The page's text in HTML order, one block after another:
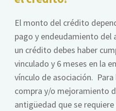
El monto del crédito
pago y endeudamiento del
un crédito debes haber
vinculado y 6 meses en la
vínculo de asociación.
compra y/o mejoramiento
antigüedad que se